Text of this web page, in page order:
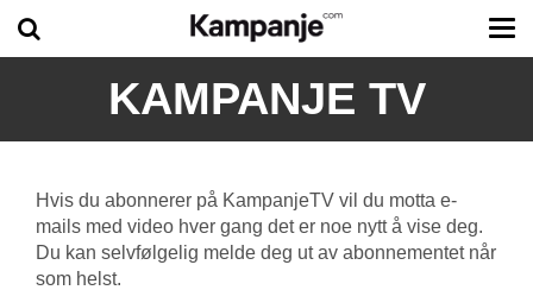
KAMPANJE TV
Hvis du abonnerer på KampanjeTV vil du motta e-
mails med video hver gang det er noe nytt å vise deg.
Du kan selvfølgelig melde deg ut av abonnementet når
som helst.